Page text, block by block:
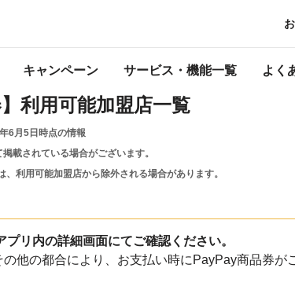
キャンペーン サービス・機能一覧 よく
石垣市
利用可能加盟店一覧
6月5日 時点の情報
載されている場合がございます。
利用可能加盟店から除外される場合があります。
リ内の詳細画面にてご確認ください。
他の都合により、お支払い時にPayPay商品券が